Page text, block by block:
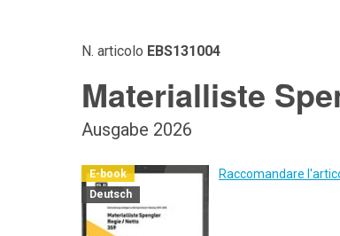
N. articolo EBS131004
Materialliste
Ausgabe 2026
E-book
Deutsch
Raccomandare